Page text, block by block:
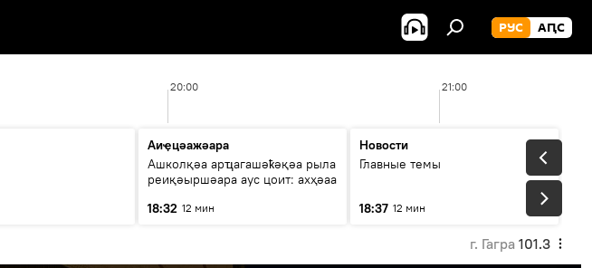
РУС АԤС
20:00 21:00
Аиҿцәажәара
Ашколқәа арҵагашәҟәқәа рыла
реиқәыршәара аус цоит: ахҳәаа
18:32 12 мин
Новости
Главные темы
18:37 12 мин
г. Гагра 101.3